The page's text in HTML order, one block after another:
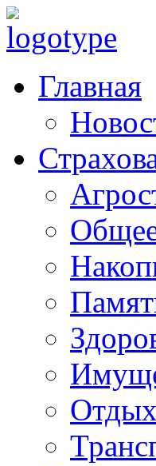
Главная